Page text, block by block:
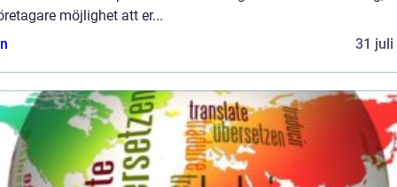
möjlighet att er...
31 juli